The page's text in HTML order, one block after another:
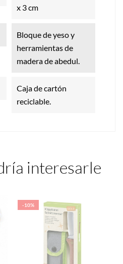
x 3 cm
Bloque de yeso y
herramientas de
madera de abedul.
Caja de cartón
reciclable.
interesarle
-10%